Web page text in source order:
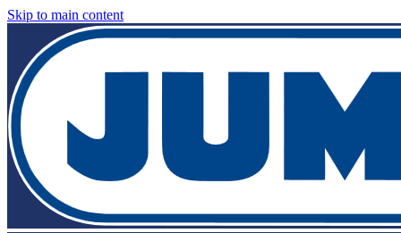
Skip to main content